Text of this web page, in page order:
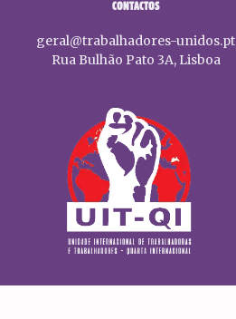
CONTACTOS
geral@trabalhadores-unidos.pt
Rua Bulhão Pato 3A, Lisboa